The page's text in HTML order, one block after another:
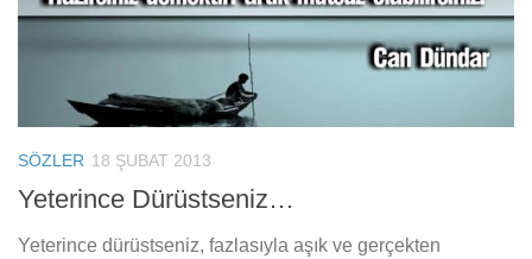
SÖZLER 18 ŞUBAT 2013
Yeterince Dürüstseniz…
Yeterince dürüstseniz, fazlasıyla aşık ve gerçekten